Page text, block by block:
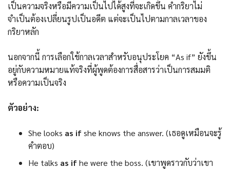
เป็นความจริงหรือมีความเป็นไปได้สูงที่จะเกิดขึ้น คำกริยาไม่
จำเป็นต้องเปลี่ยนรูปเป็นอดีต แต่จะเป็นไปตามกาลเวลาของ
กริยาหลัก
นอกจากนี้ การเลือกใช้กาลเวลาสำหรับอนุประโยค “As if” ยังขึ้น
อยู่กับความหมายแท้จริงที่ผู้พูดต้องการสื่อสารว่าเป็นการสมมติ
หรือความเป็นจริง
ตัวอย่าง:
She looks as ifshe knows the answer. (เธอดูเหมือนจะรู้
คำตอบ)
He talks as ifhe were the boss. (เขาพูดราวกับว่าเขา